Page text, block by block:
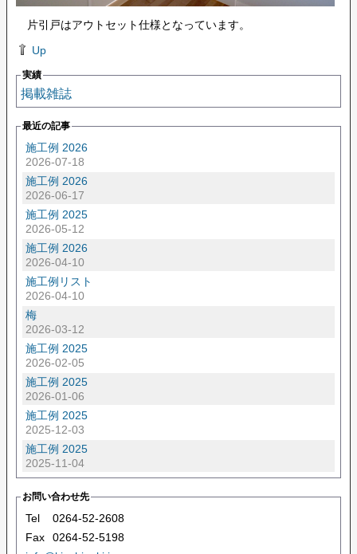
片引戸はアウトセット仕様となっています。
Up
実績
掲載雑誌
最近の記事
施工例 2026
2026-07-18
施工例 2026
2026-06-17
施工例 2025
2026-05-12
施工例 2026
2026-04-10
施工例リスト
2026-04-10
梅
2026-03-12
施工例 2025
2026-02-05
施工例 2025
2026-01-06
施工例 2025
2025-12-03
施工例 2025
2025-11-04
お問い合わせ先
Tel
0264-52-2608
Fax
0264-52-5198